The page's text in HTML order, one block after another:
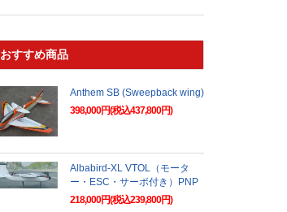
おすすめ商品
Anthem SB (Sweepback wing)
398,000円(税込437,800円)
Albabird-XL VTOL（モータ
ー・ESC・サーボ付き）PNP
218,000円(税込239,800円)